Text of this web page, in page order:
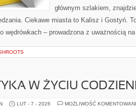
głównym szlakiem,
Ciekawe miasta to Kalisz i Gostyń.
wędrówkach – prowadzona z uważnością
W ŻYCIU
LUT - 7 - 2026 MOŻLIWOŚĆ